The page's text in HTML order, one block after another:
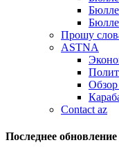
Прошу
ASTNA
Contact az
Последнее обновление